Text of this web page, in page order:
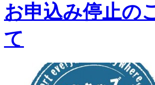
お申込み停止の
て